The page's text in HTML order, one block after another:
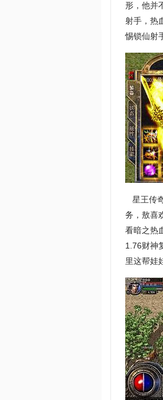
形，他并
射手，热
惕锁仙射
星王传
务，敖喜
看暗之热
1.76财神
里这帮娃